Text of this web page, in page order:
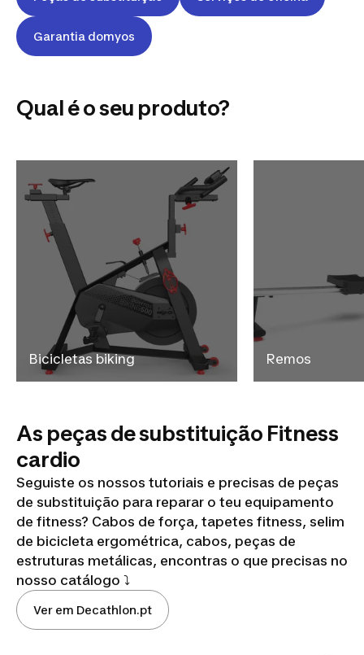
Garantia domyos
Qual é o seu produto?
Bicicletas biking Remos
As peças de substituição Fitness
cardio
Seguiste os nossos tutoriais e precisas de peças
de substituição para reparar o teu equipamento
de fitness? Cabos de força, tapetes fitness, selim
de bicicleta ergométrica, cabos, peças de
estruturas metálicas, encontras o que precisas no
nosso catálogo ⤵️
Ver em Decathlon.pt